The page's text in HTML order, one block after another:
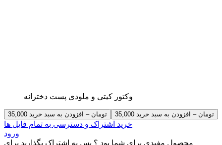
وکتور کیتی و ملودی پست دخترانه
35,000 تومان – افزودن به سبد خرید
خرید اشتراک و دسترسی به تمام فایل ها
ورود
محصول مفیدی برای شما بود ؟ پس به اشتراک بگذارید برای